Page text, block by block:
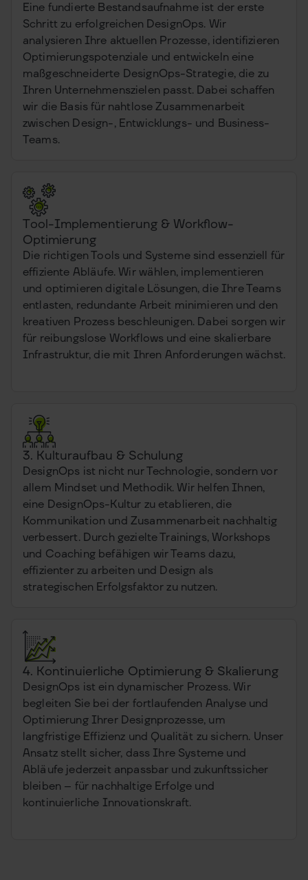
Eine fundierte Bestandsaufnahme ist der erste
Schritt zu erfolgreichen DesignOps. Wir
analysieren Ihre aktuellen Prozesse, identifizieren
Optimierungspotenziale und entwickeln eine
maßgeschneiderte DesignOps-Strategie, die zu
Ihren Unternehmenszielen passt. Dabei schaffen
wir die Basis für nahtlose Zusammenarbeit
zwischen Design-, Entwicklungs- und Business-
Teams.
Tool-Implementierung & Workflow-
Optimierung
Die richtigen Tools und Systeme sind essenziell für
effiziente Abläufe. Wir wählen, implementieren
und optimieren digitale Lösungen, die Ihre Teams
entlasten, redundante Arbeit minimieren und den
kreativen Prozess beschleunigen. Dabei sorgen wir
für reibungslose Workflows und eine skalierbare
Infrastruktur, die mit Ihren Anforderungen wächst.
3. Kulturaufbau & Schulung
DesignOps ist nicht nur Technologie, sondern vor
allem Mindset und Methodik. Wir helfen Ihnen,
eine DesignOps-Kultur zu etablieren, die
Kommunikation und Zusammenarbeit nachhaltig
verbessert. Durch gezielte Trainings, Workshops
und Coaching befähigen wir Teams dazu,
effizienter zu arbeiten und Design als
strategischen Erfolgsfaktor zu nutzen.
4. Kontinuierliche Optimierung & Skalierung
DesignOps ist ein dynamischer Prozess. Wir
begleiten Sie bei der fortlaufenden Analyse und
Optimierung Ihrer Designprozesse, um
langfristige Effizienz und Qualität zu sichern. Unser
Ansatz stellt sicher, dass Ihre Systeme und
Abläufe jederzeit anpassbar und zukunftssicher
bleiben – für nachhaltige Erfolge und
kontinuierliche Innovationskraft.